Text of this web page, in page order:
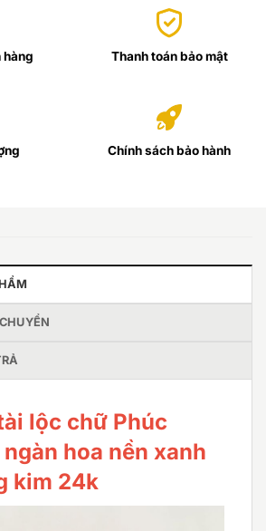
hàng Thanh toán bảo mật
Chính sách bảo hành
lộc chữ Phúc
hoa nền xanh
kim 24k